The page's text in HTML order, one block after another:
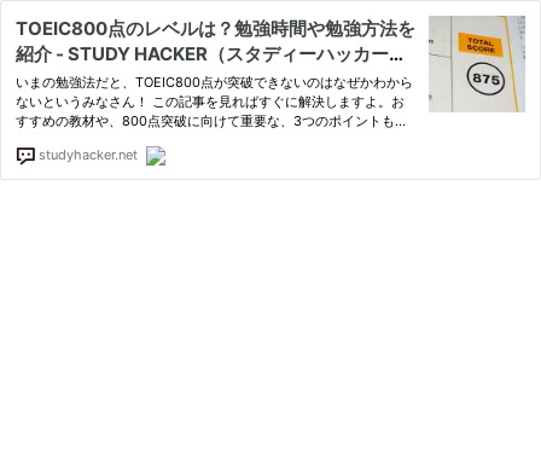
TOEIC800点のレベルは？勉強時間や勉強方法を
紹介 - STUDY HACKER（スタディーハッカー）
｜社会人の勉強法＆英語学習
いまの勉強法だと、TOEIC800点が突破できないのはなぜかわから
ないというみなさん！ この記事を見ればすぐに解決しますよ。お
すすめの教材や、800点突破に向けて重要な、3つのポイントも紹
studyhacker.net